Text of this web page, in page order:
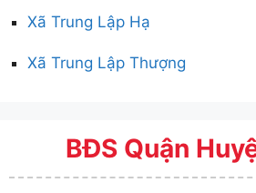
Xã Trung Lập Hạ
Xã Trung Lập Thượng
BĐS Quận